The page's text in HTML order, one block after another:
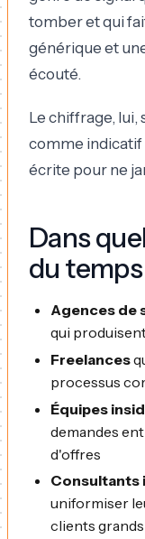
tomber et qui
générique et
écouté.
Le chiffrage,
comme indicatif
écrite pour ne
Dans
du temps
Agences de
qui
Freelances
processus
Équipes
demandes
d'offres
Consultants
uniformiser
clients